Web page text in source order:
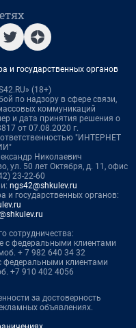
и государственных органов
(18+)
по надзору в сфере связи,
коммуникаций
и дата принятия решения о
от 07.08.2020 г.
"ИНТЕРНЕТ
Николаевич
ул. 50 лет Октября, д. 11, офис
23-22-60
ngs42@shkulev.ru
и государственных органов:
сотрудничества:
с федеральными клиентами
+ 7 982 640 34 32
федеральными клиентами
+7 910 402 4056
за достоверность
объявлениях.